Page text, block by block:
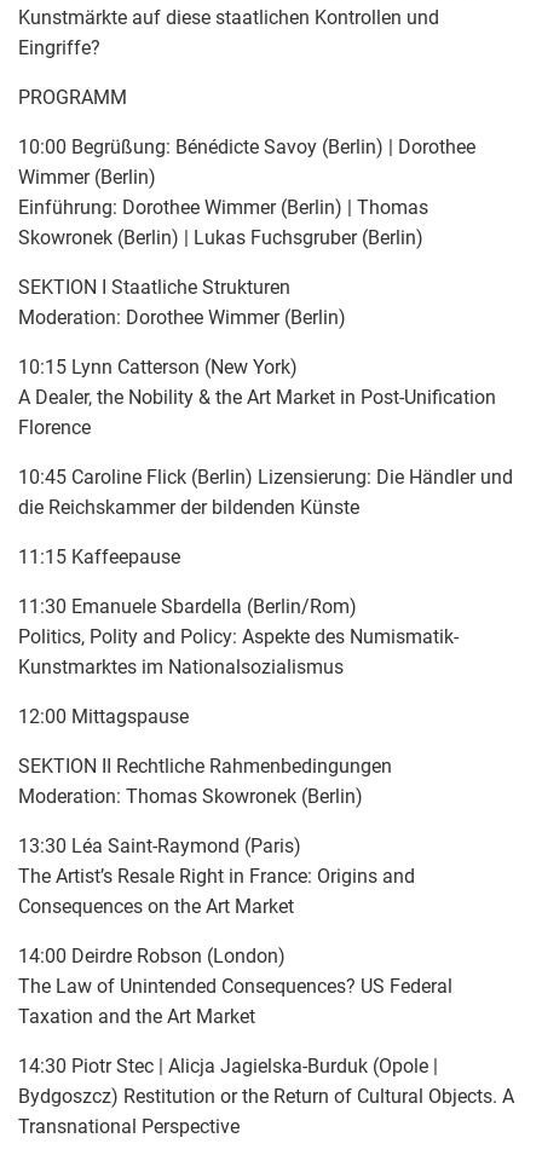
Kunstmärkte auf diese staatlichen Kontrollen und
Eingriffe?
PROGRAMM
10:00 Begrüßung: Bénédicte Savoy (Berlin) | Dorothee
Wimmer (Berlin)
Einführung: Dorothee Wimmer (Berlin) | Thomas
Skowronek (Berlin) | Lukas Fuchsgruber (Berlin)
SEKTION I Staatliche Strukturen
Moderation: Dorothee Wimmer (Berlin)
10:15 Lynn Catterson (New York)
A Dealer, the Nobility & the Art Market in Post-Unification
Florence
10:45 Caroline Flick (Berlin) Lizensierung: Die Händler und
die Reichskammer der bildenden Künste
11:15 Kaffeepause
11:30 Emanuele Sbardella (Berlin/Rom)
Politics, Polity and Policy: Aspekte des Numismatik-
Kunstmarktes im Nationalsozialismus
12:00 Mittagspause
SEKTION II Rechtliche Rahmenbedingungen
Moderation: Thomas Skowronek (Berlin)
13:30 Léa Saint-Raymond (Paris)
The Artist’s Resale Right in France: Origins and
Consequences on the Art Market
14:00 Deirdre Robson (London)
The Law of Unintended Consequences? US Federal
Taxation and the Art Market
14:30 Piotr Stec | Alicja Jagielska-Burduk (Opole |
Bydgoszcz) Restitution or the Return of Cultural Objects. A
Transnational Perspective